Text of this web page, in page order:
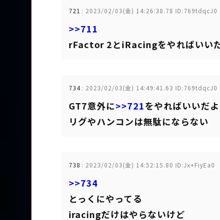
721 : 2023/02/03(金) 14:26:38.78 ID:769tdqcJ0
>>711
rFactor 2とiRacingをやればいい
734: 2023/02/03(金) 14:49:41.63 ID:769tdqcJ0
GT7意外に>>721をやればいいだよ
リグやハンコンは無駄にならない
738 : 2023/02/03(金) 14:52:15.80 ID:Jx+FiyEa0
>>734
とっくにやってる
iracingだけはやらないけど